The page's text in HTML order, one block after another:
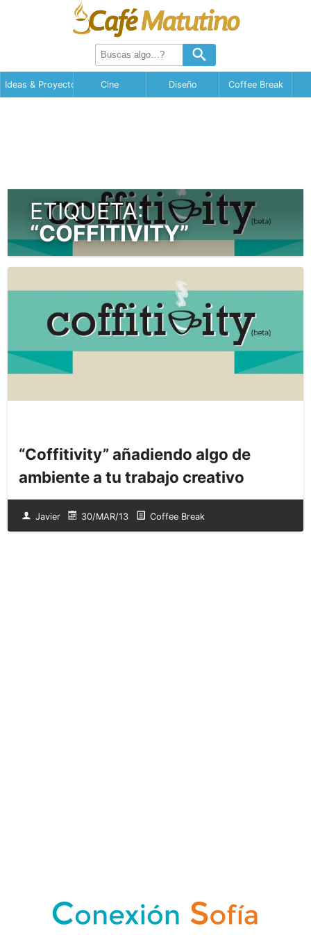
Ideas & Proyectos Cine Diseño Coffee Break
ETIQUETA:
“COFFITIVITY”
“Coffitivity” añadiendo algo de
ambiente a tu trabajo creativo
Javier 30/MAR/13 Coffee Break